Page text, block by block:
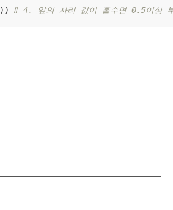
)) # 4. 앞의 자리 값이 홀수면 0.5이상